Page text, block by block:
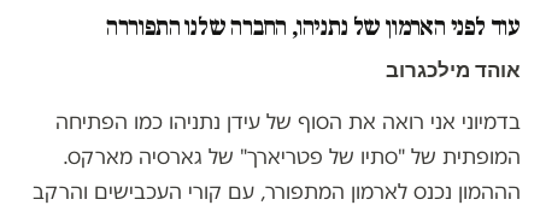
עוד לפני הארמון של נתניהו, החברה שלנו התפוררה
אוהד מילכגרוב
בדמיוני אני רואה את הסוף של עידן נתניהו כמו הפתיחה
המופתית של "סתיו של פטריארך" של גארסיה מארקס.
הההמון נכנס לארמון המתפורר, עם קורי העכבישים והרקב